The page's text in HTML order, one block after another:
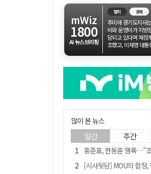
mWiz
1800
AI 뉴스브리핑
정치 경제
추미애 경기도지사
비와 운영비가 지방
담되고 있다며 재정
조했고, 이재명 대통
많이 본 뉴스
일간 주간
홍준표, 한동훈 맹폭…"조선제일껌, 권력에
[시사뒷담] MOU의 함정, 협약식이 투